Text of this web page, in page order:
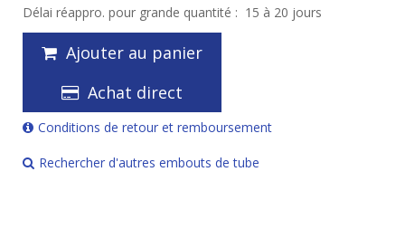
Délai réappro. pour grande quantité : 15 à 20 jours
Ajouter au panier
Achat direct
Conditions de retour et remboursement
Rechercher d'autres embouts de tube